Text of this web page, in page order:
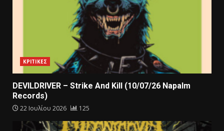
ΚΡΙΤΙΚΕΣ
DEVILDRIVER – Strike And Kill (10/07/26 Napalm
Records)
22 Ιουλίου 2026 125